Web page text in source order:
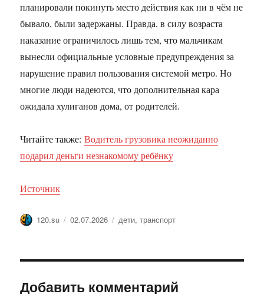
планировали покинуть место действия как ни в чём не
бывало, были задержаны. Правда, в силу возраста
наказание ограничилось лишь тем, что мальчикам
вынесли официальные условные предупреждения за
нарушение правил пользования системой метро. Но
многие люди надеются, что дополнительная кара
ожидала хулиганов дома, от родителей.
Читайте также:Водитель грузовика неожиданно
подарил деньги незнакомому ребёнку
Источник
Автор
120.su Опубликовано
02.07.2026 Метки
дети,транспорт
Добавить комментарий